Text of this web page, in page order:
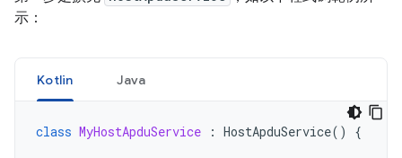
示：
Kotlin Java
class MyHostApduService : HostApduService() {